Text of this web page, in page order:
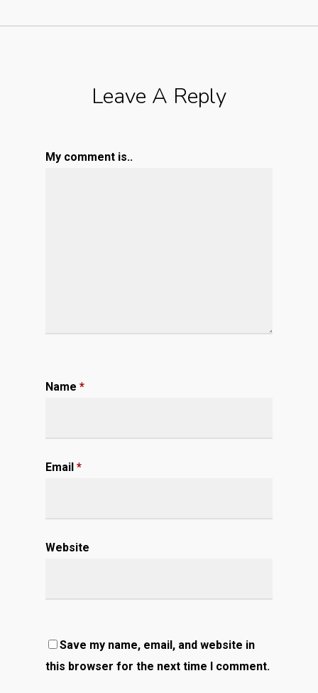
Leave A Reply
My comment is..
Name *
Email *
Website
Save my name, email, and website in
this browser for the next time I comment.